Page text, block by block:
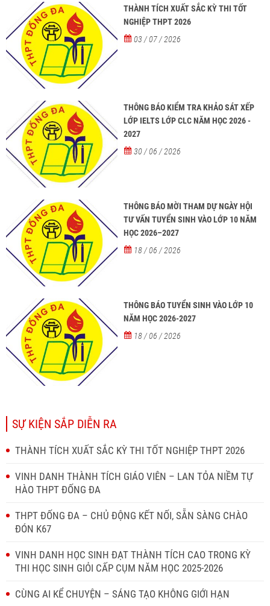
THÀNH TÍCH XUẤT SẮC KỲ THI TỐT
NGHIỆP THPT 2026
03 / 07 / 2026
THÔNG BÁO KIỂM TRA KHẢO SÁT XẾP
LỚP IELTS LỚP CLC NĂM HỌC 2026 -
2027
30 / 06 / 2026
THÔNG BÁO MỜI THAM DỰ NGÀY HỘI
TƯ VẤN TUYỂN SINH VÀO LỚP 10 NĂM
HỌC 2026–2027
18 / 06 / 2026
THÔNG BÁO TUYỂN SINH VÀO LỚP 10
NĂM HỌC 2026-2027
18 / 06 / 2026
SỰ KIỆN SẮP DIỄN RA
THÀNH TÍCH XUẤT SẮC KỲ THI TỐT NGHIỆP THPT 2026
VINH DANH THÀNH TÍCH GIÁO VIÊN – LAN TỎA NIỀM TỰ
HÀO THPT ĐỐNG ĐA
THPT ĐỐNG ĐA – CHỦ ĐỘNG KẾT NỐI, SẴN SÀNG CHÀO
ĐÓN K67
VINH DANH HỌC SINH ĐẠT THÀNH TÍCH CAO TRONG KỲ
THI HỌC SINH GIỎI CẤP CỤM NĂM HỌC 2025-2026
CÙNG AI KỂ CHUYỆN – SÁNG TẠO KHÔNG GIỚI HẠN